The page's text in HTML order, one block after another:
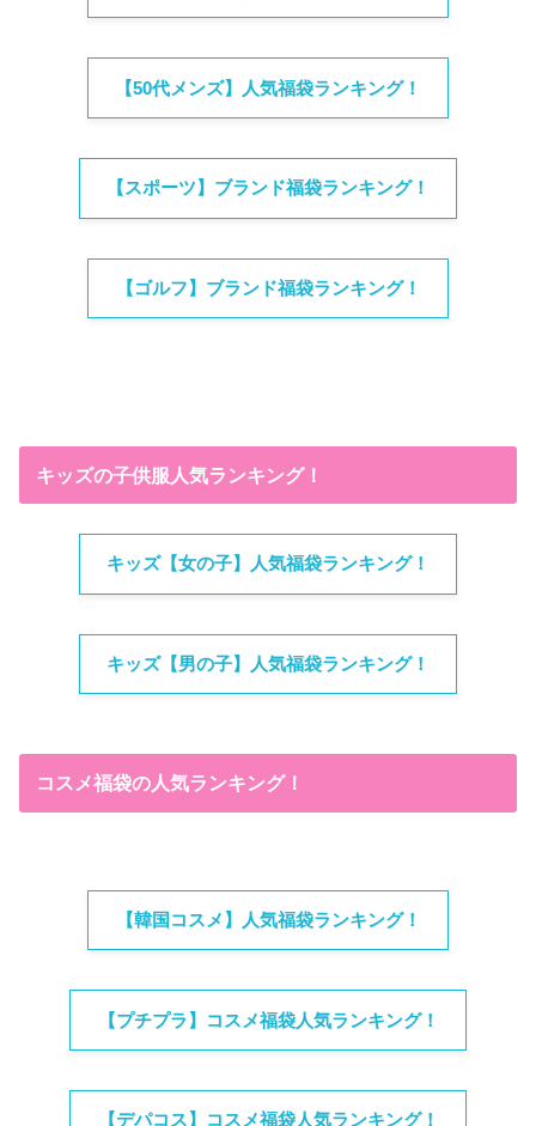
【50代メンズ】人気福袋ランキング！
【スポーツ】ブランド福袋ランキング！
【ゴルフ】ブランド福袋ランキング！
キッズの子供服人気ランキング！
キッズ【女の子】人気福袋ランキング！
キッズ【男の子】人気福袋ランキング！
コスメ福袋の人気ランキング！
【韓国コスメ】人気福袋ランキング！
【プチプラ】コスメ福袋人気ランキング！
【デパコス】コスメ福袋人気ランキング！